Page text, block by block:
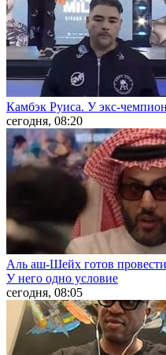
Камбэк Руиса. У экс-
сегодня, 08:20
Аль аш-Шейх готов
У него одно условие
сегодня, 08:05